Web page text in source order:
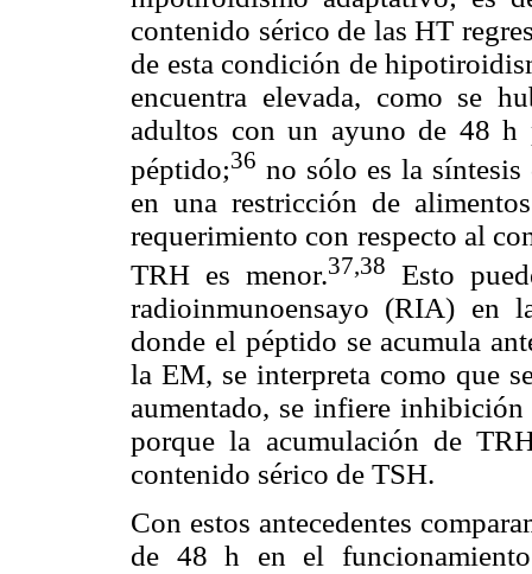
contenido sérico de las HT
de esta condición de
encuentra elevada, como se
adultos con un ayuno de 48 h
péptido;36 no sólo es la
en una restricción de
requerimiento con respecto al
TRH es menor.37,38
Esto
radioinmunoensayo (RIA) en
donde el péptido se acumula
la EM, se interpreta como que
aumentado, se infiere
porque la acumulación de
contenido sérico de TSH.
Con estos antecedentes
de 48 h en el